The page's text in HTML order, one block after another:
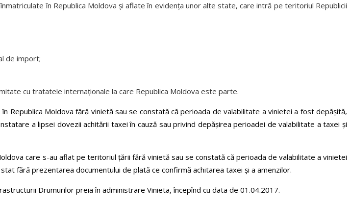
în Republica Moldova şi aflate în evidenţa unor alte state, care intră pe teritoriul Republicii
de import;
cu tratatele internaţionale la care Republica Moldova este parte.
Republica Moldova fără vinietă sau se constată că perioada de valabilitate a vinietei a fost depăşită,
a lipsei dovezii achitării taxei în cauză sau privind depăşirea perioadei de valabilitate a taxei şi
care s-au aflat pe teritoriul ţării fără vinietă sau se constată că perioada de valabilitate a vinietei
fără prezentarea documentului de plată ce confirmă achitarea taxei şi a amenzilor.
Drumurilor preia în administrare Vinieta, începînd cu data de 01.04.2017.